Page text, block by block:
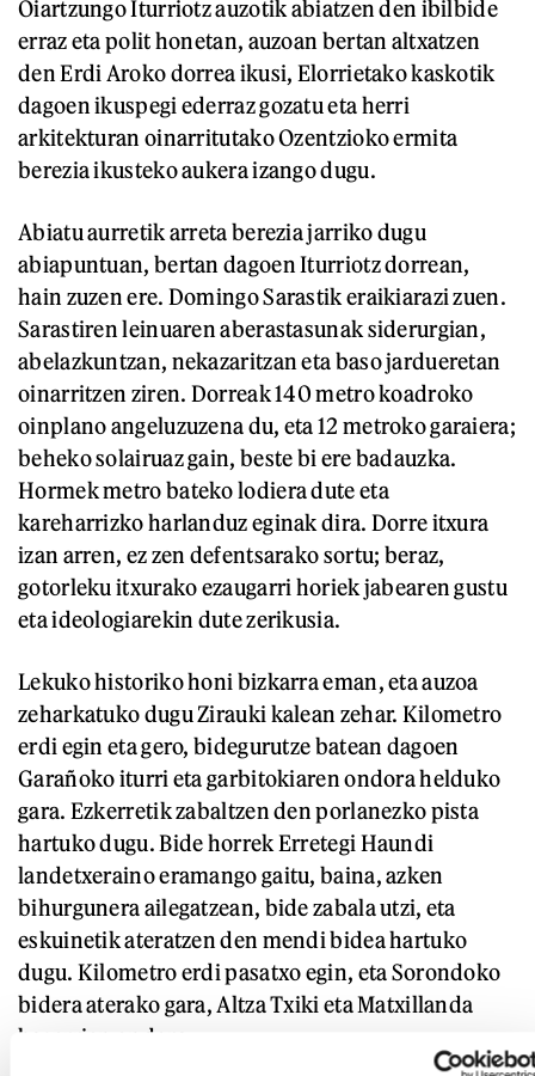
Oiartzungo Iturriotz auzotik abiatzen den ibilbide
erraz eta polit honetan, auzoan bertan altxatzen
den Erdi Aroko dorrea ikusi, Elorrietako kaskotik
dagoen ikuspegi ederraz gozatu eta herri
arkitekturan oinarritutako Ozentzioko ermita
berezia ikusteko aukera izango dugu.
Abiatu aurretik arreta berezia jarriko dugu
abiapuntuan, bertan dagoen Iturriotz dorrean,
hain zuzen ere. Domingo Sarastik eraikiarazi zuen.
Sarastiren leinuaren aberastasunak siderurgian,
abelazkuntzan, nekazaritzan eta baso jardueretan
oinarritzen ziren. Dorreak 140 metro koadroko
oinplano angeluzuzena du, eta 12 metroko garaiera;
beheko solairuaz gain, beste bi ere badauzka.
Hormek metro bateko lodiera dute eta
kareharrizko harlanduz eginak dira. Dorre itxura
izan arren, ez zen defentsarako sortu; beraz,
gotorleku itxurako ezaugarri horiek jabearen gustu
eta ideologiarekin dute zerikusia.
Lekuko historiko honi bizkarra eman, eta auzoa
zeharkatuko dugu Zirauki kalean zehar. Kilometro
erdi egin eta gero, bidegurutze batean dagoen
Garañoko iturri eta garbitokiaren ondora helduko
gara. Ezkerretik zabaltzen den porlanezko pista
hartuko dugu. Bide horrek Erretegi Haundi
landetxeraino eramango gaitu, baina, azken
bihurgunera ailegatzean, bide zabala utzi, eta
eskuinetik ateratzen den mendi bidea hartuko
dugu. Kilometro erdi pasatxo egin, eta Sorondoko
bidera aterako gara, Altza Txiki eta Matxillanda
baserrien ondora.